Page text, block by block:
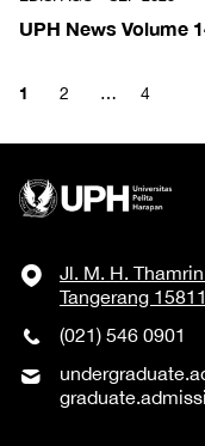
UPH News Volume
1 2 … 4
Jl. M. H.
Tangerang
(021) 546 0901